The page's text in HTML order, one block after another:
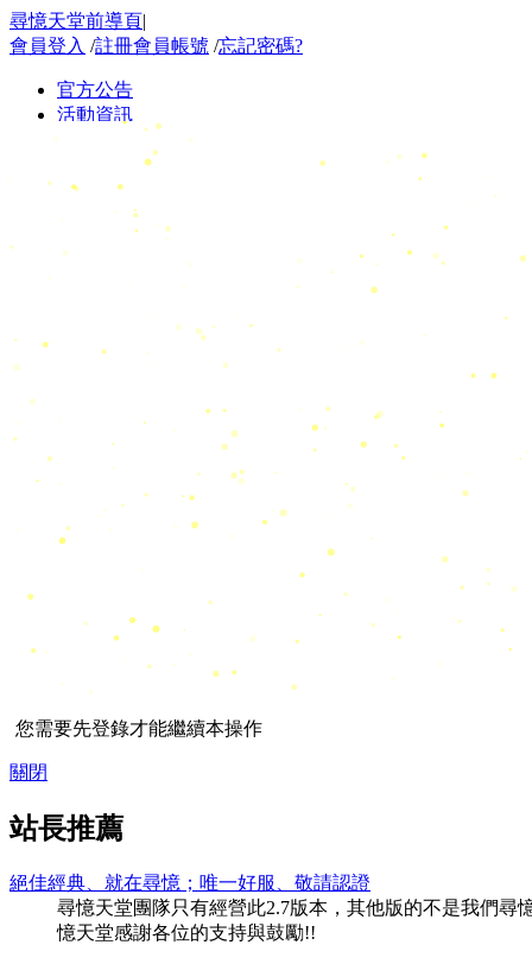
尋憶天堂前導頁|
會員登入 /註冊會員帳號 /忘記密碼?
您需要先登錄才能繼續本操作
關閉
站長推薦
絕佳經典、就在尋憶；唯一好服、敬請認證
尋憶天堂團隊只有經營此2.7版本，其他版的不是我們尋
憶天堂感謝各位的支持與鼓勵!!